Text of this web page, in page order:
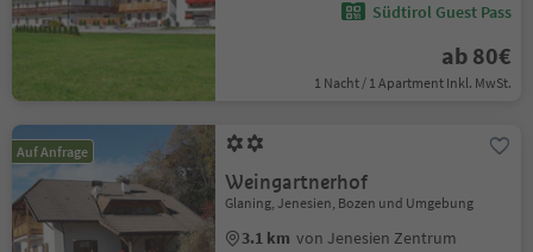
Südtirol Guest Pass
ab 80€
1 Nacht / 1 Apartment Inkl. MwSt.
Auf Anfrage
Weingartnerhof
Glaning, Jenesien, Bozen und Umgebung
3.1 km von Jenesien Zentrum